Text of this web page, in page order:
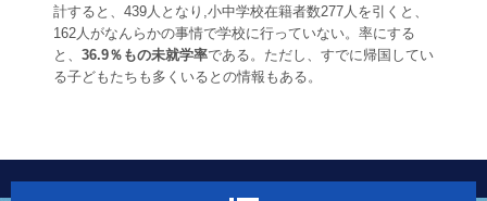
計すると、439人となり,小中学校在籍者数277人を引くと、
162人がなんらかの事情で学校に行っていない。率にする
と、 36.9％もの未就学率である。ただし、すでに帰国してい
る子どもたちも多くいるとの情報もある。